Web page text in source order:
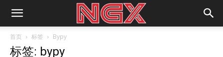
首页 标签 Bypy
标签: bypy